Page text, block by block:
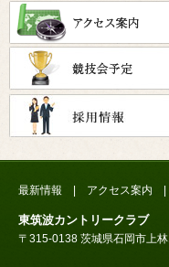
最新情報 アクセス案内
東筑波カントリークラブ
〒315-0138 茨城県石岡市